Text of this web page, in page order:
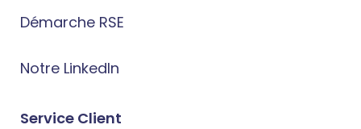
Démarche RSE
Notre LinkedIn
Service Client